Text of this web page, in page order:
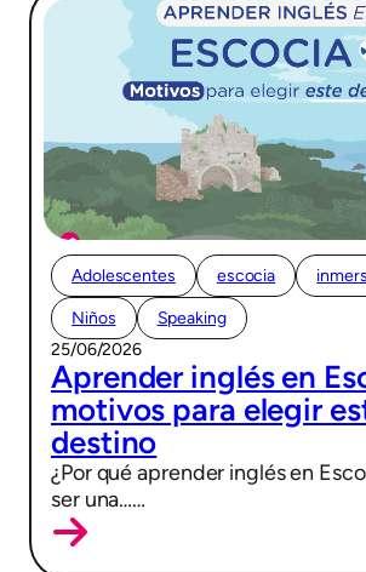
Adolescentes escocia
Niños
Speaking
25/06/2026
Aprender inglés en
motivos para elegir
destino
¿Por qué aprender inglés en
ser una……